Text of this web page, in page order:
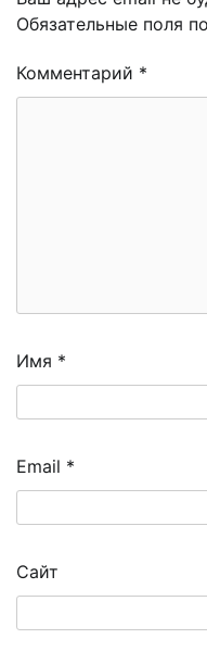
Обязательные поля
Комментарий *
Имя *
Email *
Сайт